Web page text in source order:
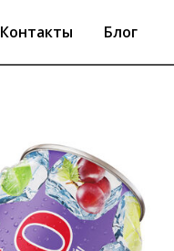
Контакты Блог